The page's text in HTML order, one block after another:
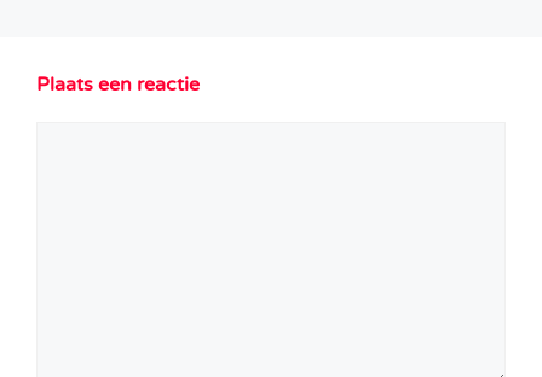
Plaats een reactie